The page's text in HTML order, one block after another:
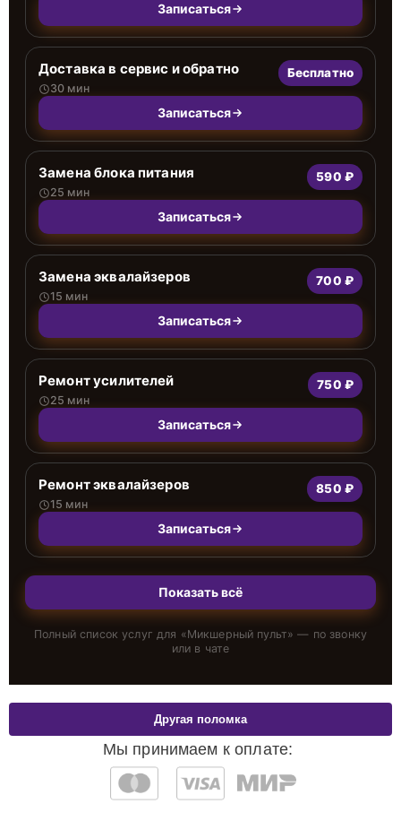
Записаться
Доставка в сервис и обратно
30 мин
Бесплатно
Записаться
Замена блока питания
25 мин
590 ₽
Записаться
Замена эквалайзеров
15 мин
700 ₽
Записаться
Ремонт усилителей
25 мин
750 ₽
Записаться
Ремонт эквалайзеров
15 мин
850 ₽
Записаться
Показать всё
Полный список услуг для «Микшерный пульт» — по звонку
или в чате
Мы принимаем к оплате:
Другая поломка